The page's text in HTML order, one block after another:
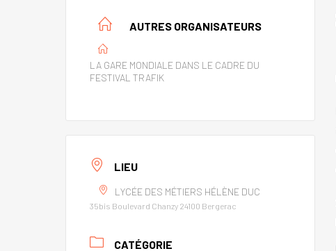
AUTRES ORGANISATEURS
LA GARE MONDIALE DANS LE CADRE DU
FESTIVAL TRAFIK
LIEU
LYCÉE DES MÉTIERS HÉLÈNE DUC
35bis Boulevard Chanzy 24100 Bergerac
CATÉGORIE